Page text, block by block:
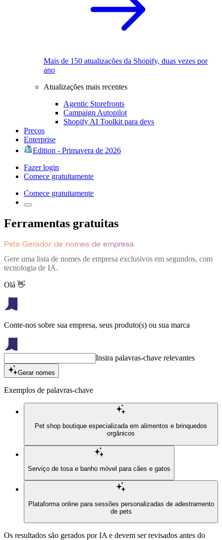
Mais de 150 atualizações da Shopify, duas vezes por
ano
Atualizações mais recentes
Agentic Storefronts
Campaign Autopilot
Shopify AI Toolkit para devs
Preços
Enterprise
Edition - Primavera de 2026
Fazer login
Comece gratuitamente
Comece gratuitamente
Ferramentas gratuitas
Pets Gerador de nomes de empresa
Gere uma lista de nomes de empresa exclusivos em segundos, com
tecnologia de IA.
Olá 👋
Conte-nos sobre sua empresa, seus produto(s) ou sua marca
Insira palavras-chave relevantes
Gerar nomes
Exemplos de palavras-chave
Pet shop boutique especializada em alimentos e brinquedos
orgânicos
Serviço de tosa e banho móvel para cães e gatos
Plataforma online para sessões personalizadas de adestramento
de pets
Os resultados são gerados por IA e devem ser revisados antes do